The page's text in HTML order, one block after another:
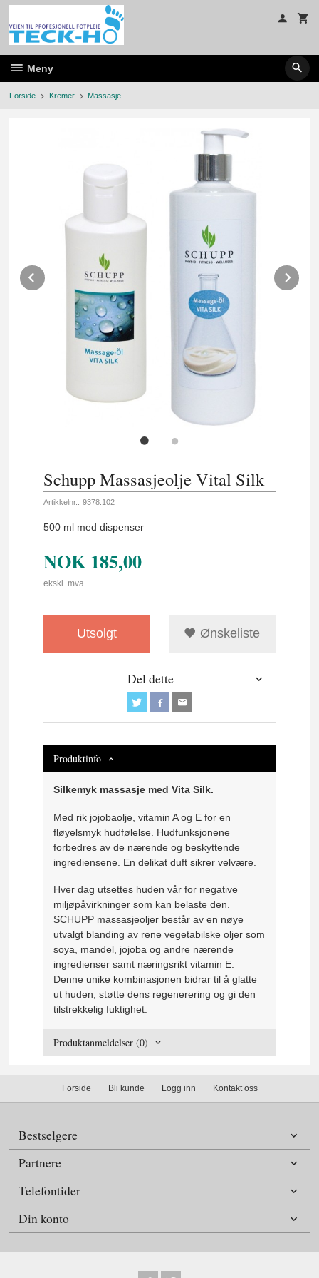
Gå
innholdet
Meny
Forside Kremer Massasje
Prev
Schupp Massasjeolje Vital Silk
Artikkelnr.: 9378.102
500 ml med dispenser
NOK 185,00
ekskl. mva.
Utsolgt Ønskeliste
Del dette
Produktinfo
Silkemyk massasje med Vita Silk.
Med rik jojobaolje, vitamin A og E for en
fløyelsmyk hudfølelse. Hudfunksjonene
forbedres av de nærende og beskyttende
ingrediensene. En delikat duft sikrer velvære.
Hver dag utsettes huden vår for negative
miljøpåvirkninger som kan belaste den.
SCHUPP massasjeoljer består av en nøye
utvalgt blanding av rene vegetabilske oljer som
soya, mandel, jojoba og andre nærende
ingredienser samt næringsrikt vitamin E.
Denne unike kombinasjonen bidrar til å glatte
ut huden, støtte dens regenerering og gi den
tilstrekkelig fuktighet.
Produktanmeldelser (0)
Forside Bli kunde Logg inn Kontakt oss
Bestselgere
Partnere
Telefontider
Din konto